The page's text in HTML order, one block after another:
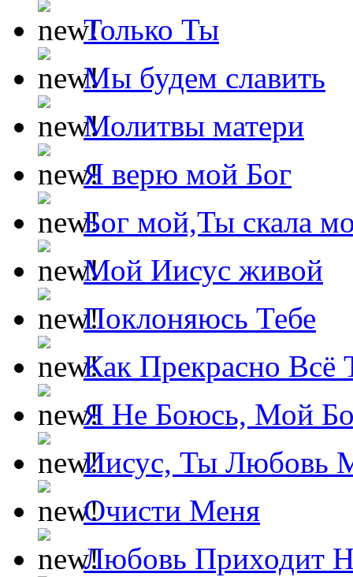
Только Ты
Мы будем славить
Молитвы матери
Я верю мой Бог
Бог мой,Ты скала
Мой Иисус живой
Поклоняюсь Тебе
Как Прекрасно Всё
Я Не Боюсь, Мой
Иисус, Ты Любовь
Очисти Меня
Любовь Приходит